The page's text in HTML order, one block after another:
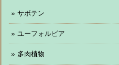
サボテン
ユーフォルビア
多肉植物